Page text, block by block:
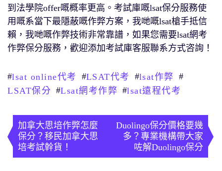
到法學院offer嘅概率更高。考試庫嘅lsat保分服務使
用嘅系當下最隱蔽嘅作弊方案，我哋嘅lsat槍手抵信
賴，我哋嘅作弊技術非常靠譜，如果您需要lsat網考
作弊保分服務，歡迎添加考試庫客服聯系方式咨詢！
#lsat online代考 #LSAT代考 #lsat作弊 #
LSAT保分 #Lsat網考作弊 #lsat遠程代考
章
導
覽
加拿大思培作弊怎麼
保分？移民加拿大思
培考試幹貨！
Duolingo保分價格要幾
多？專業機構帶大家
咗解Duolingo保分